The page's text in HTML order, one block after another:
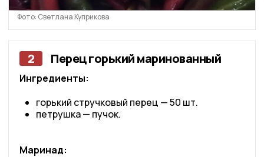
Фото: Светлана Куприкова
2 Перец горький маринованный
Ингредиенты:
горький стручковый перец — 50 шт.
петрушка — пучок.
Маринад: